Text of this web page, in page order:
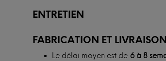
ENTRETIEN
FABRICATION ET LIVRAISON
Le délai moyen est de 6 à 8